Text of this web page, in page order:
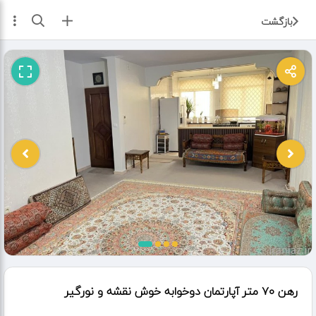
بازگشت ثبت آگهی
رهن ۷۰ متر آپارتمان دوخوابه خوش نقشه و نورگیر